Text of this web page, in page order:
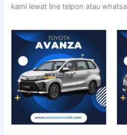
kami lewat line telpon atau